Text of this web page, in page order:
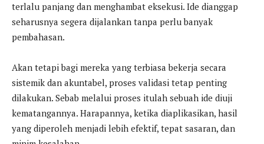
terlalu panjang dan menghambat eksekusi. Ide dianggap
seharusnya segera dijalankan tanpa perlu banyak
pembahasan.
Akan tetapi bagi mereka yang terbiasa bekerja secara
sistemik dan akuntabel, proses validasi tetap penting
dilakukan. Sebab melalui proses itulah sebuah ide diuji
kematangannya. Harapannya, ketika diaplikasikan, hasil
yang diperoleh menjadi lebih efektif, tepat sasaran, dan